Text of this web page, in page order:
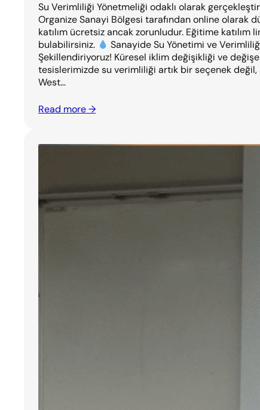
Su Verimliliği Yönetmeliği odaklı olarak
Organize Sanayi Bölgesi tarafından online olarak
katılım ücretsiz ancak zorunludur. Eğitime katılım
bulabilirsiniz.
Sanayide Su Yönetimi ve
Şekillendiriyoruz! Küresel iklim değişikliği ve
tesislerimizde su verimliliği artık bir seçenek
West…
Read more →